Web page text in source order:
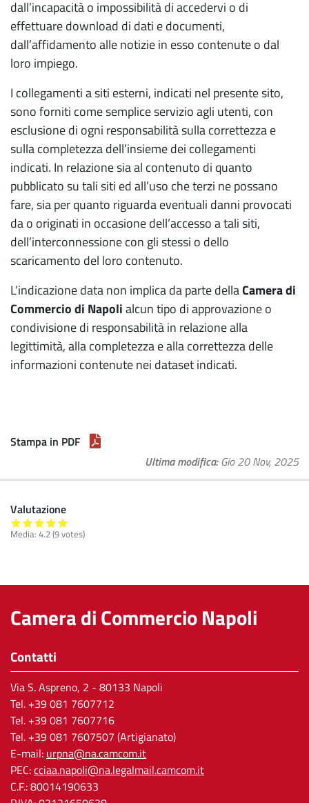
dall’incapacità o impossibilità di accedervi o di
effettuare download di dati e documenti,
dall’affidamento alle notizie in esso contenute o dal
loro impiego.
I collegamenti a siti esterni, indicati nel presente sito,
sono forniti come semplice servizio agli utenti, con
esclusione di ogni responsabilità sulla correttezza e
sulla completezza dell’insieme dei collegamenti
indicati. In relazione sia al contenuto di quanto
pubblicato su tali siti ed all’uso che terzi ne possano
fare, sia per quanto riguarda eventuali danni provocati
da o originati in occasione dell’accesso a tali siti,
dell’interconnessione con gli stessi o dello
scaricamento del loro contenuto.
L’indicazione data non implica da parte dellaCamera di
Commercio di Napolialcun tipo di approvazione o
condivisione di responsabilità in relazione alla
legittimità, alla completezza e alla correttezza delle
informazioni contenute nei dataset indicati.
Stampa in PDF
Ultima modifica Gio 20 Nov, 2025
Valutazione
Media: 4.2(9votes)
Camera di Commercio Napoli
Contatti
Via S. Aspreno, 2 - 80133 Napoli
Tel. +39 081 7607712
Tel. +39 081 7607716
Tel. +39 081 7607507 (Artigianato)
E-mail: urpna@na.camcom.it
PEC:cciaa.napoli@na.legalmail.camcom.it
C.F.: 80014190633